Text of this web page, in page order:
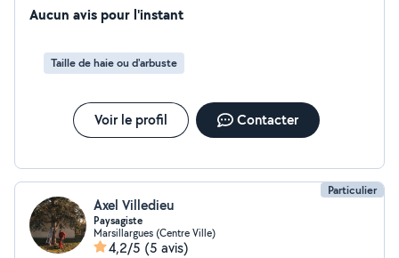
montage de meubles que pour l'entretien ou la création
spécialisation grimpeur élagueur. Polyvalent dans le
multiservices pour satisfaire vos demandes.
Aucun avis pour l'instant
Taille de haie ou d'arbuste
Voir le profil Contacter
Particulier
Axel Villedieu
Paysagiste
Marsillargues (Centre Ville)
4,2/5 (5 avis)